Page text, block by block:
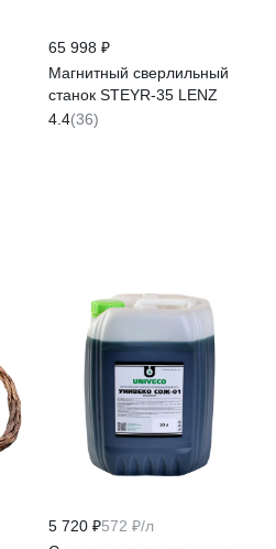
65 998 ₽
Магнитный сверлильный
станок STEYR-35 LENZ
4.4(36)
5 720 ₽572 ₽/л